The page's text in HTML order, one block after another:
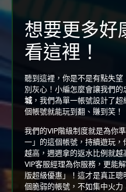
想要更多好
看這裡！
聽到這裡，你是不是有點失
別灰心！小編怎麼會讓我們
城 ，我們為單一帳號設計了
個帳號就能玩到翻、賺到笑！
我們的VIP階級制度就是為你
一」的這個帳號，持續遊玩，
越高，週週拿的返水比例就
VIP客服經理為你服務，更能
版超級優惠」！這才是真正
個脆弱的帳號，不如集中火